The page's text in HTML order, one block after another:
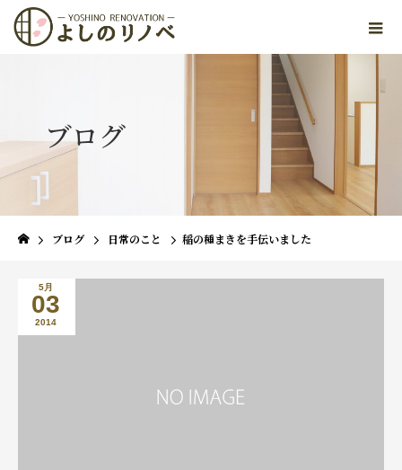
ブログ
ブログ 日常のこと 稲の種まきを手伝いました
5月
03
2014